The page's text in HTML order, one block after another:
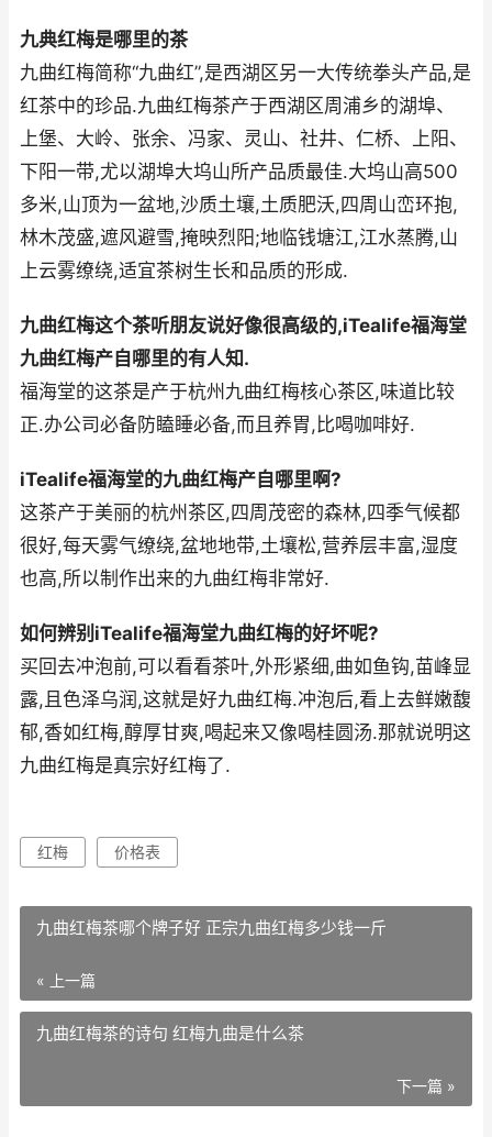
九典红梅是哪里的茶
九曲红梅简称“九曲红”,是西湖区另一大传统拳头产品,是
红茶中的珍品.九曲红梅茶产于西湖区周浦乡的湖埠、
上堡、大岭、张余、冯家、灵山、社井、仁桥、上阳、
下阳一带,尤以湖埠大坞山所产品质最佳.大坞山高500
多米,山顶为一盆地,沙质土壤,土质肥沃,四周山峦环抱,
林木茂盛,遮风避雪,掩映烈阳;地临钱塘江,江水蒸腾,山
上云雾缭绕,适宜茶树生长和品质的形成.
九曲红梅这个茶听朋友说好像很高级的,iTealife福海堂
九曲红梅产自哪里的有人知.
福海堂的这茶是产于杭州九曲红梅核心茶区,味道比较
正.办公司必备防瞌睡必备,而且养胃,比喝咖啡好.
iTealife福海堂的九曲红梅产自哪里啊?
这茶产于美丽的杭州茶区,四周茂密的森林,四季气候都
很好,每天雾气缭绕,盆地地带,土壤松,营养层丰富,湿度
也高,所以制作出来的九曲红梅非常好.
如何辨别iTealife福海堂九曲红梅的好坏呢?
买回去冲泡前,可以看看茶叶,外形紧细,曲如鱼钩,苗峰显
露,且色泽乌润,这就是好九曲红梅.冲泡后,看上去鲜嫩馥
郁,香如红梅,醇厚甘爽,喝起来又像喝桂圆汤.那就说明这
九曲红梅是真宗好红梅了.
红梅 价格表
九曲红梅茶哪个牌子好 正宗九曲红梅多少钱一斤
« 上一篇
九曲红梅茶的诗句 红梅九曲是什么茶
下一篇 »